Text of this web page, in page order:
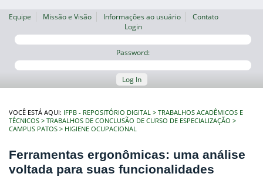
Equipe Missão e Visão Informações ao usuário
Contato
Login
Password:
Log In
VOCÊ ESTÁ AQUI: IFPB - REPOSITÓRIO DIGITAL
TRABALHOS ACADÊMICOS E
TÉCNICOS
TRABALHOS DE CONCLUSÃO DE CURSO DE ESPECIALIZAÇÃO
CAMPUS PATOS
HIGIENE OCUPACIONAL
Ferramentas ergonômicas: uma análise
voltada para suas funcionalidades